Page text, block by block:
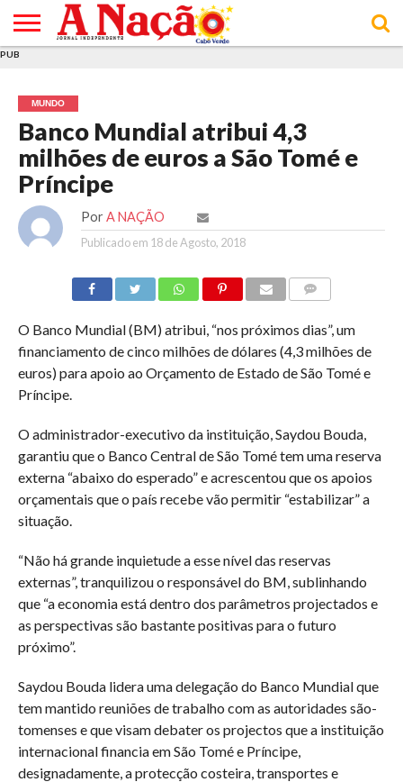
E DE
COOKIES
DE
UTILIZAÇÃO
PUB
MUNDO
Banco Mundial atribui 4,3
milhões de euros a São Tomé e
Príncipe
Por A NAÇÃO
Publicado em 18 de Agosto, 2018
O Banco Mundial (BM) atribui, “nos próximos dias”, um
financiamento de cinco milhões de dólares (4,3 milhões de
euros) para apoio ao Orçamento de Estado de São Tomé e
Príncipe.
O administrador-executivo da instituição, Saydou Bouda,
garantiu que o Banco Central de São Tomé tem uma reserva
externa “abaixo do esperado” e acrescentou que os apoios
orçamentais que o país recebe vão permitir “estabilizar” a
situação.
“Não há grande inquietude a esse nível das reservas
externas”, tranquilizou o responsável do BM, sublinhando
que “a economia está dentro dos parâmetros projectados e
as perspectivas são bastante positivas para o futuro
próximo”.
Saydou Bouda lidera uma delegação do Banco Mundial que
tem mantido reuniões de trabalho com as autoridades são-
tomenses e que visam debater os projectos que a instituição
internacional financia em São Tomé e Príncipe,
designadamente, a protecção costeira, transportes e